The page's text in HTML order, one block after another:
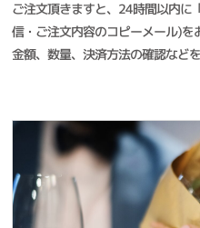
ご注文頂きますと、24時間以内に
信・ご注文内容のコピーメール)を
金額、数量、決済方法の確認など